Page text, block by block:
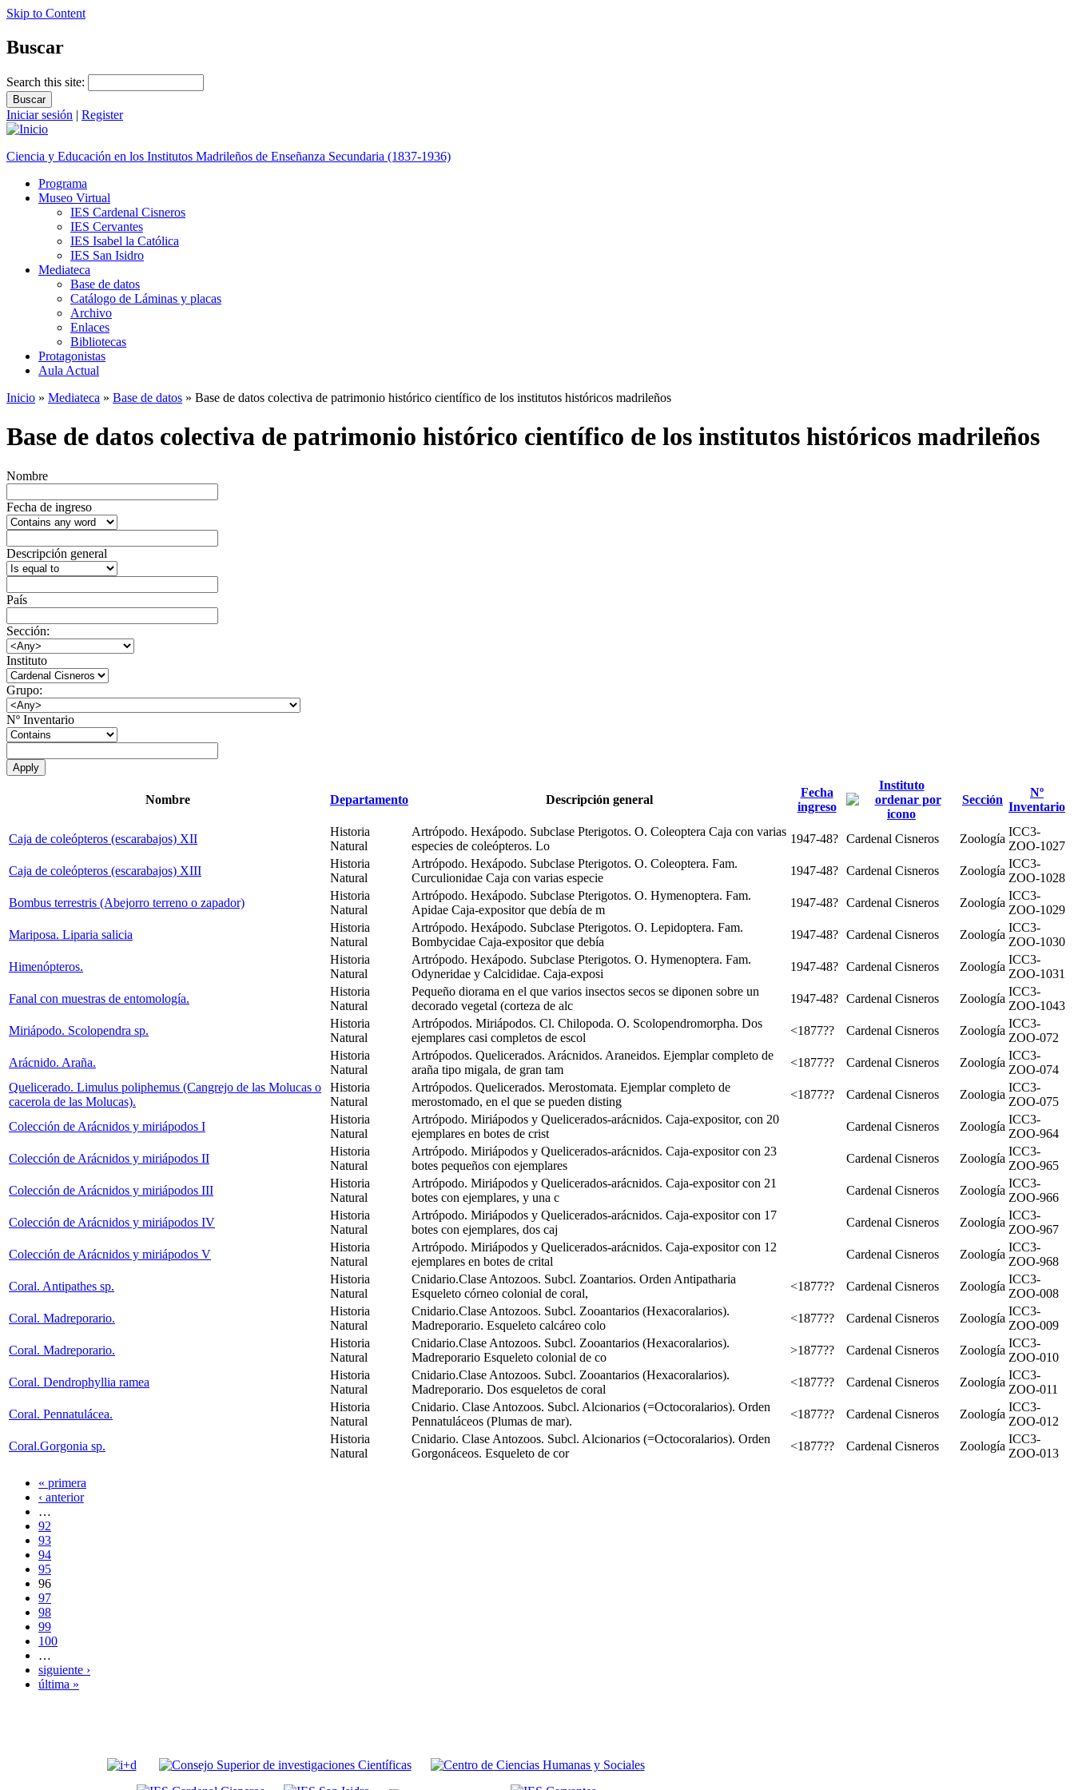
Skip to Content
Buscar
Search this site:
Iniciar sesión | Register
Ciencia y Educación en los Institutos Madrileños de Enseñanza Secundaria (1837-1936)
Programa
Museo Virtual
IES Cardenal Cisneros
IES Cervantes
IES Isabel la Católica
IES San Isidro
Mediateca
Base de datos
Catálogo de Láminas y placas
Archivo
Enlaces
Bibliotecas
Protagonistas
Aula Actual
Inicio » Mediateca » Base de datos » Base de datos colectiva de patrimonio histórico científico de los institutos históricos madrileños
Base de datos colectiva de patrimonio histórico científico de los institutos históricos madrileños
Nombre
Fecha de ingreso
Descripción general
País
Sección:
Instituto
Grupo:
Nº Inventario
Nombre Departamento Descripción general
Fecha
ingreso
Instituto
Sección
Nº
Inventario
Caja de coleópteros (escarabajos) XII
Historia
Natural
Artrópodo. Hexápodo. Subclase Pterigotos. O. Coleoptera Caja con varias
especies de coleópteros. Lo
1947-48? Cardenal Cisneros Zoología
ICC3-
ZOO-1027
Caja de coleópteros (escarabajos) XIII
Historia
Natural
Artrópodo. Hexápodo. Subclase Pterigotos. O. Coleoptera. Fam.
Curculionidae Caja con varias especie
1947-48? Cardenal Cisneros Zoología
ICC3-
ZOO-1028
Bombus terrestris (Abejorro terreno o zapador)
Historia
Natural
Artrópodo. Hexápodo. Subclase Pterigotos. O. Hymenoptera. Fam.
Apidae Caja-expositor que debía de m
1947-48? Cardenal Cisneros Zoología
ICC3-
ZOO-1029
Mariposa. Liparia salicia
Historia
Natural
Artrópodo. Hexápodo. Subclase Pterigotos. O. Lepidoptera. Fam.
Bombycidae Caja-expositor que debía
1947-48? Cardenal Cisneros Zoología
ICC3-
ZOO-1030
Himenópteros.
Historia
Natural
Artrópodo. Hexápodo. Subclase Pterigotos. O. Hymenoptera. Fam.
Odyneridae y Calcididae. Caja-exposi
1947-48? Cardenal Cisneros Zoología
ICC3-
ZOO-1031
Fanal con muestras de entomología.
Historia
Natural
Pequeño diorama en el que varios insectos secos se diponen sobre un
decorado vegetal (corteza de alc
1947-48? Cardenal Cisneros Zoología
ICC3-
ZOO-1043
Miriápodo. Scolopendra sp.
Historia
Natural
Artrópodos. Miriápodos. Cl. Chilopoda. O. Scolopendromorpha. Dos
ejemplares casi completos de escol
<1877?? Cardenal Cisneros Zoología
ICC3-
ZOO-072
Arácnido. Araña.
Historia
Natural
Artrópodos. Quelicerados. Arácnidos. Araneidos. Ejemplar completo de
araña tipo migala, de gran tam
<1877?? Cardenal Cisneros Zoología
ICC3-
ZOO-074
Quelicerado. Limulus poliphemus (Cangrejo de las Molucas o
cacerola de las Molucas).
Historia
Natural
Artrópodos. Quelicerados. Merostomata. Ejemplar completo de
merostomado, en el que se pueden disting
<1877?? Cardenal Cisneros Zoologia
ICC3-
ZOO-075
Colección de Arácnidos y miriápodos I
Historia
Natural
Artrópodo. Miriápodos y Quelicerados-arácnidos. Caja-expositor, con 20
ejemplares en botes de crist
Cardenal Cisneros Zoología
ICC3-
ZOO-964
Colección de Arácnidos y miriápodos II
Historia
Natural
Artrópodo. Miriápodos y Quelicerados-arácnidos. Caja-expositor con 23
botes pequeños con ejemplares
Cardenal Cisneros Zoología
ICC3-
ZOO-965
Colección de Arácnidos y miriápodos III
Historia
Natural
Artrópodo. Miriápodos y Quelicerados-arácnidos. Caja-expositor con 21
botes con ejemplares, y una c
Cardenal Cisneros Zoología
ICC3-
ZOO-966
Colección de Arácnidos y miriápodos IV
Historia
Natural
Artrópodo. Miriápodos y Quelicerados-arácnidos. Caja-expositor con 17
botes con ejemplares, dos caj
Cardenal Cisneros Zoología
ICC3-
ZOO-967
Colección de Arácnidos y miriápodos V
Historia
Natural
Artrópodo. Miriápodos y Quelicerados-arácnidos. Caja-expositor con 12
ejemplares en botes de crital
Cardenal Cisneros Zoología
ICC3-
ZOO-968
Coral. Antipathes sp.
Historia
Natural
Cnidario.Clase Antozoos. Subcl. Zoantarios. Orden Antipatharia
Esqueleto córneo colonial de coral,
<1877?? Cardenal Cisneros Zoología
ICC3-
ZOO-008
Coral. Madreporario.
Historia
Natural
Cnidario.Clase Antozoos. Subcl. Zooantarios (Hexacoralarios).
Madreporario. Esqueleto calcáreo colo
<1877?? Cardenal Cisneros Zoología
ICC3-
ZOO-009
Coral. Madreporario.
Historia
Natural
Cnidario.Clase Antozoos. Subcl. Zooantarios (Hexacoralarios).
Madreporario Esqueleto colonial de co
>1877?? Cardenal Cisneros Zoología
ICC3-
ZOO-010
Coral. Dendrophyllia ramea
Historia
Natural
Cnidario.Clase Antozoos. Subcl. Zooantarios (Hexacoralarios).
Madreporario. Dos esqueletos de coral
<1877?? Cardenal Cisneros Zoología
ICC3-
ZOO-011
Coral. Pennatulácea.
Historia
Natural
Cnidario. Clase Antozoos. Subcl. Alcionarios (=Octocoralarios). Orden
Pennatuláceos (Plumas de mar).
<1877?? Cardenal Cisneros Zoología
ICC3-
ZOO-012
Coral.Gorgonia sp.
Historia
Natural
Cnidario. Clase Antozoos. Subcl. Alcionarios (=Octocoralarios). Orden
Gorgonáceos. Esqueleto de cor
<1877?? Cardenal Cisneros Zoología
ICC3-
ZOO-013
« primera
‹ anterior
…
92
93
94
95
96
97
98
99
100
…
siguiente ›
última »